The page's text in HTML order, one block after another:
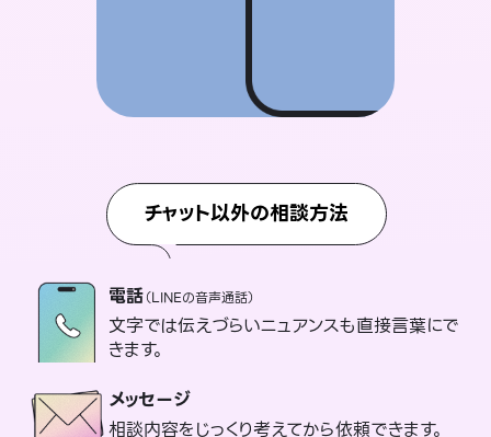
チャット以外の相談方法
電話（LINEの音声通話）
文字では伝えづらいニュアンスも直接言葉にで
きます。
メッセージ
相談内容をじっくり考えてから依頼できます。